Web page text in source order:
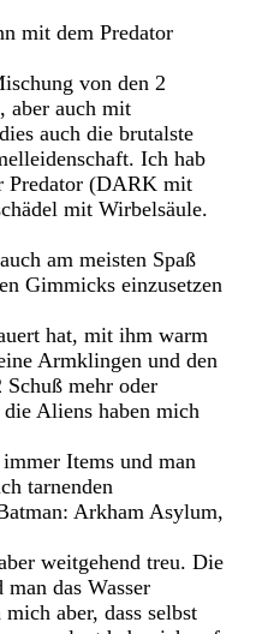
mit dem Predator
von den 2
aber auch mit
auch die brutalste
Ich hab
Predator (DARK mit
mit Wirbelsäule.
am meisten Spaß
Gimmicks einzusetzen
hat, mit ihm warm
Armklingen und den
Schuß mehr oder
Aliens haben mich
Items und man
tarnenden
Arkham Asylum,
weitgehend treu. Die
das Wasser
aber, dass selbst